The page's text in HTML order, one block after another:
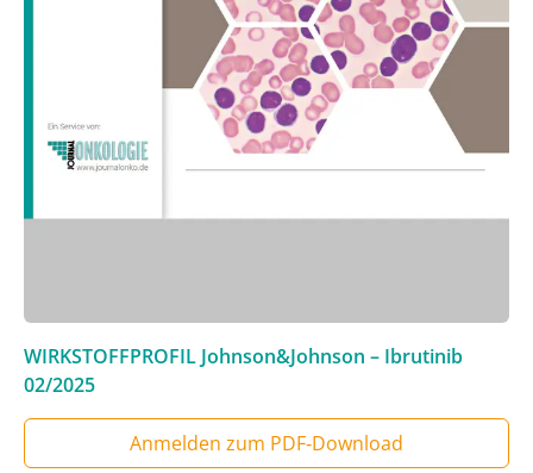
WIRKSTOFFPROFIL Johnson&Johnson – Ibrutinib
02/2025
Anmelden zum PDF‑Download